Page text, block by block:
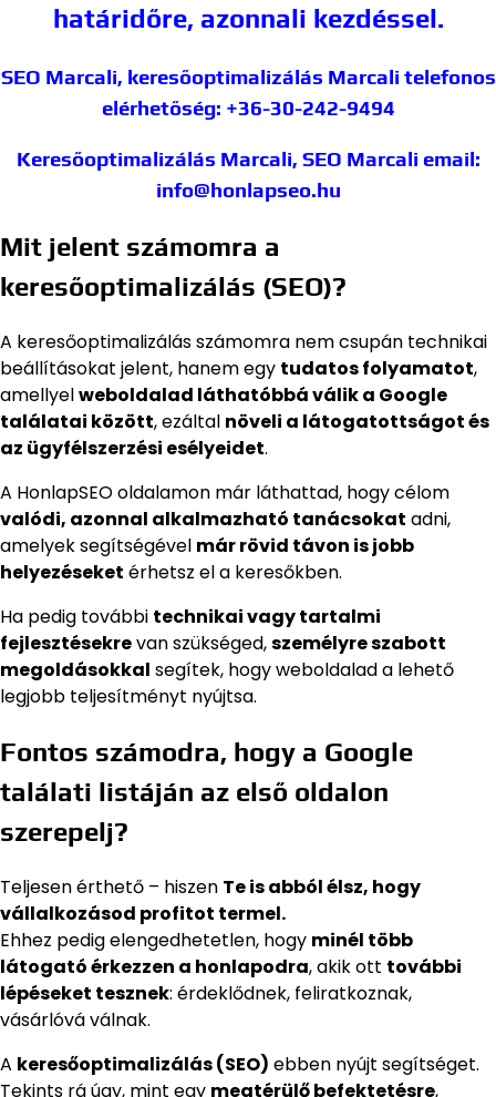
határidőre, azonnali kezdéssel.
SEO Marcali, keresőoptimalizálás Marcali telefonos
elérhetőség: +36-30-242-9494
Keresőoptimalizálás Marcali, SEO Marcali email:
info@honlapseo.hu
Mit jelent számomra a
keresőoptimalizálás (SEO)?
A keresőoptimalizálás számomra nem csupán technikai
beállításokat jelent, hanem egy tudatos folyamatot,
amellyelweboldalad láthatóbbá válik a Google
találatai között, ezáltal növeli a látogatottságot és
az ügyfélszerzési esélyeidet.
A HonlapSEO oldalamon már láthattad, hogy célom
valódi, azonnal alkalmazható tanácsokat adni,
amelyek segítségével már rövid távon is jobb
helyezéseket érhetsz el a keresőkben.
Ha pedig további technikai vagy tartalmi
fejlesztésekrevan szükséged,személyre szabott
megoldásokkal segítek, hogy weboldalad a lehető
legjobb teljesítményt nyújtsa.
Fontos számodra, hogy a Google
találati listáján az első oldalon
szerepelj?
Teljesen érthető – hiszen Te is abból élsz, hogy
vállalkozásod profitot termel.
Ehhez pedig elengedhetetlen, hogy minél több
látogató érkezzen a honlapodra, akik ott további
lépéseket tesznek: érdeklődnek, feliratkoznak,
vásárlóvá válnak.
A keresőoptimalizálás (SEO) ebben nyújt segítséget.
Tekints rá úgy, mint egy megtérülő befektetésre,